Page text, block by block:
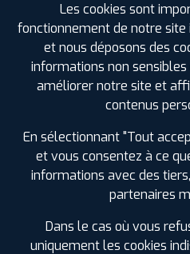
PROFIL PLUS SAINT
TYROSSE
8 RUE DE CASABLANCA ZONE
40230 ST VINCENT DE TYROSSE
0558770088
+D'INFOS
PROFIL PLUSANGLET
0559550472
HORAIRES | +D'INFOS
Les cookies sont
fonctionnement de notre site
et nous déposons des
informations non
améliorer notre site et
contenus
En sélectionnant "Tout
et vous consentez à ce
informations avec des
partenaires
Dans le cas où vous
uniquement les cookies